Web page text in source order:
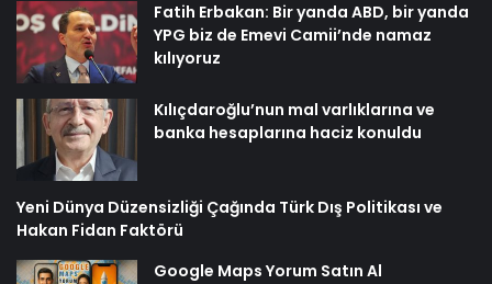
Fatih Erbakan: Bir yanda ABD, bir yanda
YPG biz de Emevi Camii’nde namaz
kılıyoruz
Kılıçdaroğlu’nun mal varlıklarına ve
banka hesaplarına haciz konuldu
Yeni Dünya Düzensizliği Çağında Türk Dış Politikası ve
Hakan Fidan Faktörü
Google Maps Yorum Satın Al